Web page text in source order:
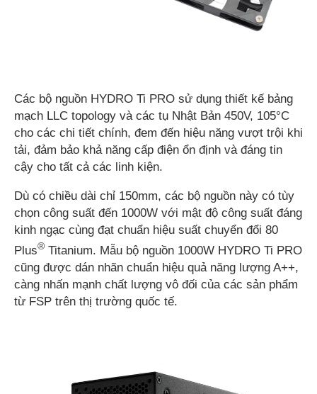
Các bộ nguồn HYDRO Ti PRO sử dụng thiết kế bảng
mạch LLC topology và các tụ Nhật Bản 450V, 105°C
cho các chi tiết chính, đem đến hiệu năng vượt trội khi
tải, đảm bảo khả năng cấp điện ổn định và đáng tin
cậy cho tất cả các linh kiện.
Dù có chiều dài chỉ 150mm, các bộ nguồn này có tùy
chọn công suất đến 1000W với mật độ công suất đáng
kinh ngạc cùng đạt chuẩn hiệu suất chuyển đổi 80
Plus® Titanium. Mẫu bộ nguồn 1000W HYDRO Ti PRO
cũng được dán nhãn chuẩn hiệu quả năng lượng A++,
càng nhấn mạnh chất lượng vô đối của các sản phẩm
từ FSP trên thị trường quốc tế.